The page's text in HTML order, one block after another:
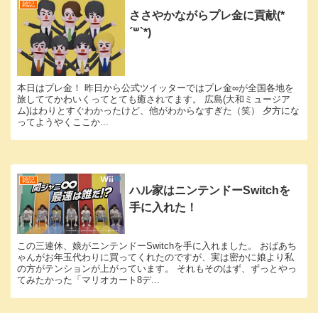
雑記
ささやかながらプレ金に貢献(*
´꒳`*)
本日はプレ金！ 昨日から公式ツイッターではプレ金∞が全国各地を
旅しててかわいくってとても癒されてます。 広島(大和ミュージア
ム)はわりとすぐわかったけど、他がわからなすぎた（笑） 夕方にな
ってようやくここか...
雑記
ハル家はニンテンドーSwitchを
手に入れた！
この三連休、娘がニンテンドーSwitchを手に入れました。 おばあち
ゃんがお年玉代わりに買ってくれたのですが、実は密かに娘より私
の方がテンションが上がっています。 それもそのはず、ずっとやっ
てみたかった「マリオカート8デ...